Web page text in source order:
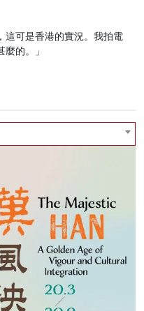
這可是香港的實況。我拍電
的。」